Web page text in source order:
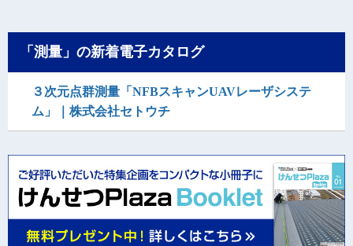
「測量」の新着電子カタログ
３次元点群測量「NFBスキャンUAVレーザシステ
ム」｜株式会社セトウチ